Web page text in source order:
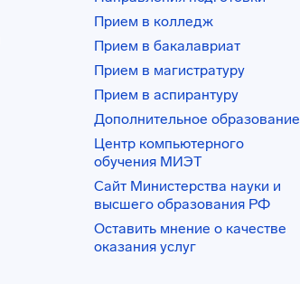
Прием в колледж
Прием в бакалавриат
Прием в магистратуру
Прием в аспирантуру
Дополнительное образование
Центр компьютерного
обучения МИЭТ
Сайт Министерства науки и
высшего образования РФ
Оставить мнение о качестве
оказания услуг